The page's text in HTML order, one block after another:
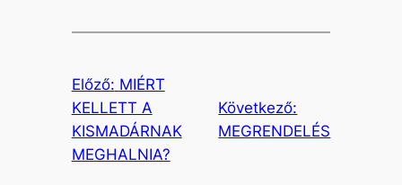
Előző: MIÉRT
KELLETT A
KISMADÁRNAK
MEGHALNIA?
Következő:
MEGRENDELÉS